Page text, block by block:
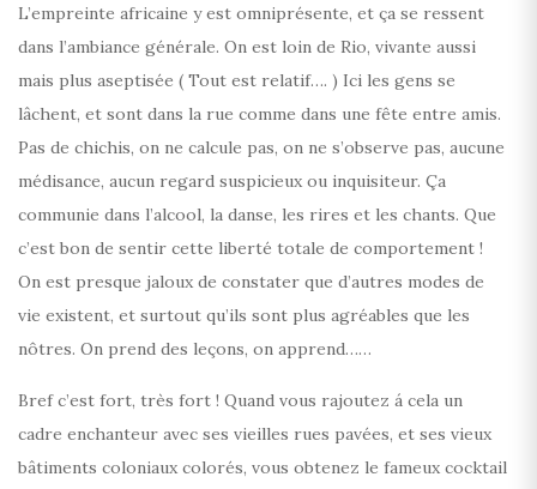
L’empreinte africaine y est omniprésente, et ça se ressent
dans l’ambiance générale. On est loin de Rio, vivante aussi
mais plus aseptisée ( Tout est relatif…. ) Ici les gens se
lâchent, et sont dans la rue comme dans une fête entre amis.
Pas de chichis, on ne calcule pas, on ne s’observe pas, aucune
médisance, aucun regard suspicieux ou inquisiteur. Ça
communie dans l’alcool, la danse, les rires et les chants. Que
c’est bon de sentir cette liberté totale de comportement !
On est presque jaloux de constater que d’autres modes de
vie existent, et surtout qu’ils sont plus agréables que les
nôtres. On prend des leçons, on apprend……
Bref c’est fort, très fort ! Quand vous rajoutez á cela un
cadre enchanteur avec ses vieilles rues pavées, et ses vieux
bâtiments coloniaux colorés, vous obtenez le fameux cocktail